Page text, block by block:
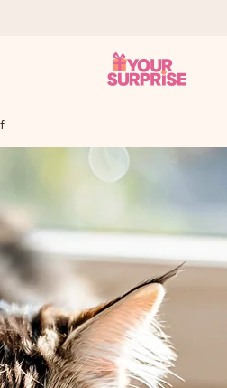
du es genau zum richtigen
(Gesamtergebnis aller